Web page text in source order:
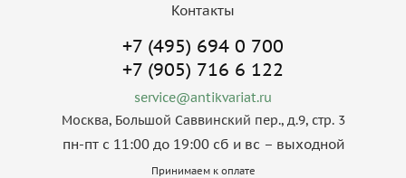
Контакты
+7 (495) 694 0 700
+7 (905) 716 6 122
service@antikvariat.ru
Москва, Большой Саввинский пер., д.9, стр. 3
пн-пт с 11:00 до 19:00 сб и вс – выходной
Принимаем к оплате